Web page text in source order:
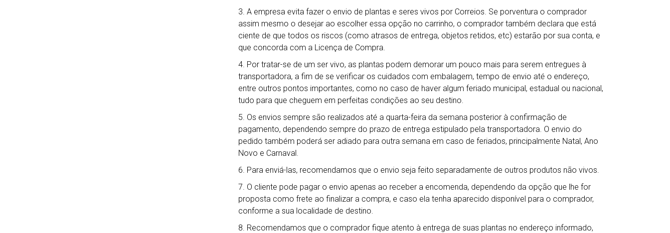
3. A empresa evita fazer o envio de plantas e seres vivos por Correios. Se porventura o comprador
assim mesmo o desejar ao escolher essa opção no carrinho, o comprador também declara que está
ciente de que todos os riscos (como atrasos de entrega, objetos retidos, etc) estarão por sua conta, e
que concorda com a Licença de Compra.
4. Por tratar-se de um ser vivo, as plantas podem demorar um pouco mais para serem entregues à
transportadora, a fim de se verificar os cuidados com embalagem, tempo de envio até o endereço,
entre outros pontos importantes, como no caso de haver algum feriado municipal, estadual ou nacional,
tudo para que cheguem em perfeitas condições ao seu destino.
5. Os envios sempre são realizados até a quarta-feira da semana posterior à confirmação de
pagamento, dependendo sempre do prazo de entrega estipulado pela transportadora. O envio do
pedido também poderá ser adiado para outra semana em caso de feriados, principalmente Natal, Ano
Novo e Carnaval.
6. Para enviá-las, recomendamos que o envio seja feito separadamente de outros produtos não vivos.
7. O cliente pode pagar o envio apenas ao receber a encomenda, dependendo da opção que lhe for
proposta como frete ao finalizar a compra, e caso ela tenha aparecido disponível para o comprador,
conforme a sua localidade de destino.
8. Recomendamos que o comprador fique atento à entrega de suas plantas no endereço informado,